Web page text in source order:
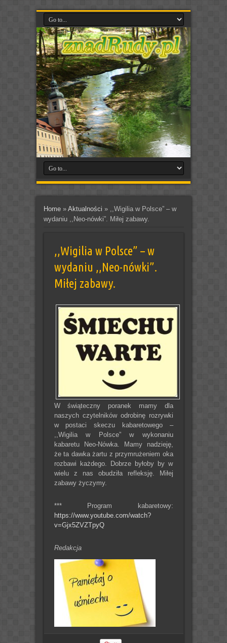
Home» Aktualności »
,,Wigilia w Polsce” – w
wydaniu ,,Neo-nówki”. Miłej zabawy.
,,Wigilia w Polsce” – w
wydaniu ,,Neo-nówki”.
Miłej zabawy.
W świąteczny poranek mamy dla
naszych czytelników odrobinę rozrywki
w postaci skeczu kabaretowego –
,,Wigilia w Polsce” w wykonaniu
kabaretu Neo-Nówka. Mamy nadzieję,
że ta dawka żartu z przymrużeniem oka
rozbawi każdego. Dobrze byłoby by w
wielu z nas obudziła refleksję. Miłej
zabawy życzymy.
*** Program kabaretowy:
https://www.youtube.com/watch?
v=Gjx5ZVZTpyQ
Redakcja